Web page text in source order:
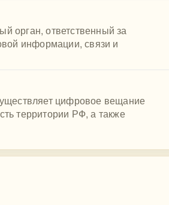
орган, ответственный за
информации, связи и
цифровое вещание
территории РФ, а также